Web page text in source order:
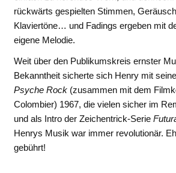
rückwärts gespielten Stimmen,
Klaviertöne… und Fadings ergeben mit
eigene Melodie.
Weit über den Publikumskreis ernster
Bekanntheit sicherte sich Henry mit
Psyche Rock(zusammen mit dem
Colombier) 1967, die vielen sicher im
und als Intro der Zeichentrick-Serie
Henrys Musik war immer revolutionär.
gebührt!